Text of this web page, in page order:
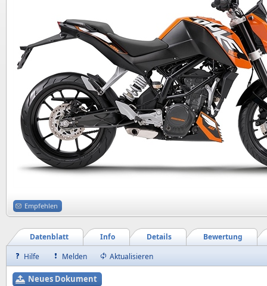
Empfehlen
Bewertung
Details
Info
Datenblatt
Hilfe
Melden Aktualisieren
Neues Dokument